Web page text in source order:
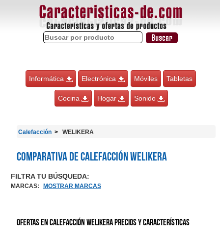
Informática Electrónica Móviles Tabletas
Cocina Hogar Sonido
Calefacción WELIKERA
Comparativa de Calefacción WELIKERA
FILTRA TU BÚSQUEDA:
MARCAS: MOSTRAR MARCAS
Ofertas en Calefacción WELIKERA precios y características